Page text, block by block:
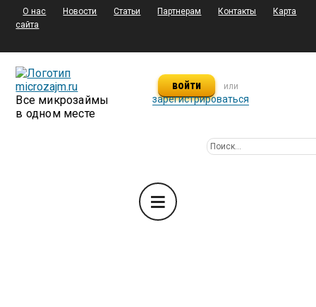
О нас Новости Статьи Партнерам Контакты
Карта
сайта
Все микрозаймы
в одном месте
войти или
зарегистрироваться